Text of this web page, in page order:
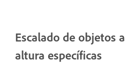
Escalado de objetos
altura específicas